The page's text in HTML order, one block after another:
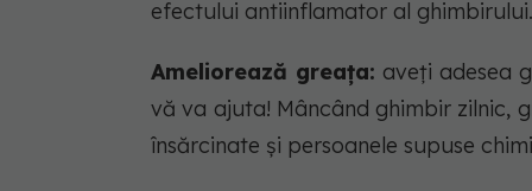
efectului antiinflamator al ghimbirului.
Ameliorează greața: aveți adesea
vă va ajuta! Mâncând ghimbir zilnic,
însărcinate și persoanele supuse